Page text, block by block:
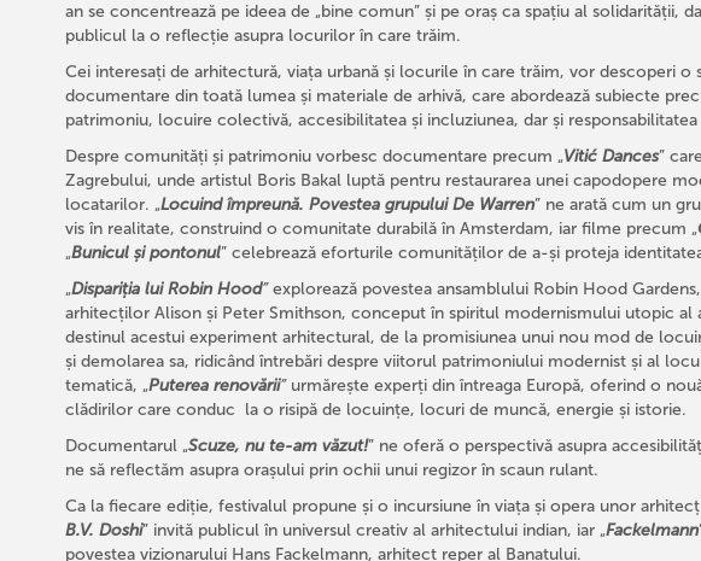
an se concentrează pe ideea de „bine comun” și pe oraș ca spațiu al solidarității,
publicul la o reflecție asupra locurilor în care trăim.
Cei interesați de arhitectură, viața urbană și locurile în care trăim, vor descoperi o
documentare din toată lumea și materiale de arhivă, care abordează subiecte
patrimoniu, locuire colectivă, accesibilitatea și incluziunea, dar și responsabilitatea
Despre comunități și patrimoniu vorbesc documentare precum „Vitić Dances”
Zagrebului, unde artistul Boris Bakal luptă pentru restaurarea unei capodopere
locatarilor. „Locuind împreună. Povestea grupului De Warren” ne arată cum un
vis în realitate, construind o comunitate durabilă în Amsterdam, iar filme precum „
„Bunicul și pontonul” celebrează eforturile comunităților de a-și proteja
„Dispariția lui Robin Hood”explorează povestea ansamblului Robin Hood
arhitecților Alison și Peter Smithson, conceput în spiritul modernismului utopic al
destinul acestui experiment arhitectural, de la promisiunea unui nou mod de
și demolarea sa, ridicând întrebări despre viitorul patrimoniului modernist și al
tematică, „Puterea renovării” urmărește experți din întreaga Europă, oferind o
clădirilor care conduc la o risipă de locuințe, locuri de muncă, energie și istorie.
Documentarul „Scuze, nu te-am văzut!” ne oferă o perspectivă asupra
ne să reflectăm asupra orașului prin ochii unui regizor în scaun rulant.
Ca la fiecare ediție, festivalul propune și o incursiune în viața și opera unor
B.V. Doshi” invită publicul în universul creativ al arhitectului indian, iar „Fackelmann
povestea vizionarului Hans Fackelmann, arhitect reper al Banatului.